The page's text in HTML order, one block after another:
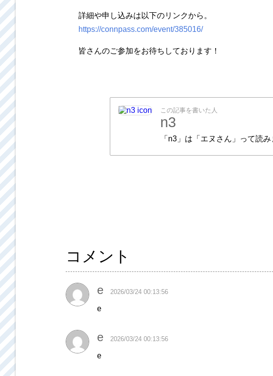
詳細や申し込みは以下のリンクから。
https://connpass.com/event/385016/
皆さんのご参加をお待ちしております！
この記事を書いた人
n3
「n3」は「エヌさん」って読